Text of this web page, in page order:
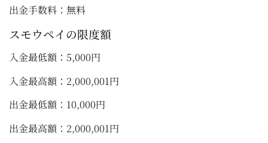
出金手数料：無料
スモウペイの限度額
入金最低額：5,000円
入金最高額：2,000,001円
出金最低額：10,000円
出金最高額：2,000,001円